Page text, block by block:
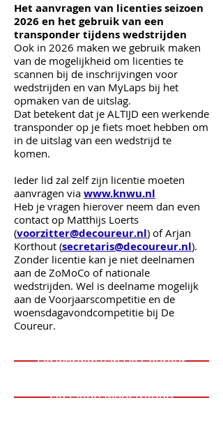
Het aanvragen van licenties seizoen
2026 en het gebruik van een
transponder tijdens wedstrijden
Ook in 2026 maken we gebruik maken
van de mogelijkheid om licenties te
scannen bij de inschrijvingen voor
wedstrijden en van MyLaps bij het
opmaken van de uitslag.
Dat betekent dat je ALTIJD een werkende
transponder op je fiets moet hebben om
in de uitslag van een wedstrijd te
komen.
Ieder lid zal zelf zijn licentie moeten
aanvragen via www.knwu.nl
Heb je vragen hierover neem dan even
contact op Matthijs Loerts
(voorzitter@decoureur.nl) of Arjan
Korthout (secretaris@decoureur.nl).
Zonder licentie kan je niet deelnamen
aan de ZoMoCo of nationale
wedstrijden. Wel is deelname mogelijk
aan de Voorjaarscompetitie en de
woensdagavondcompetitie bij De
Coureur.
Lid worden van De Coureur
Utslagen wedstrijden